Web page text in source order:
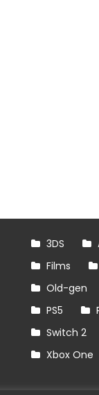
3DS
Films
Old-gen
PS5
Switch 2
Xbox One